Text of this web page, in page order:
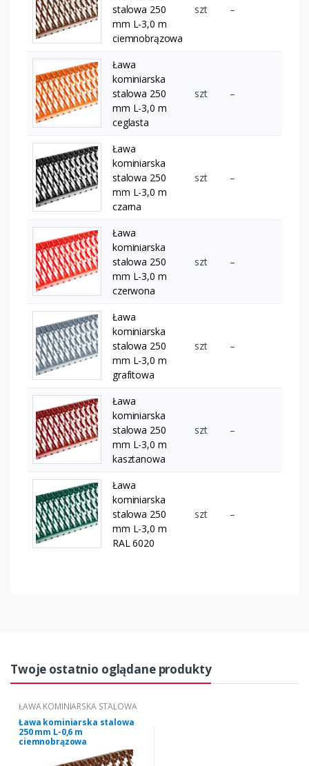
stalowa 250
mm L-3,0 m
ciemnobrązowa
szt –
Ława
kominiarska
stalowa 250
mm L-3,0 m
ceglasta
szt –
Ława
kominiarska
stalowa 250
mm L-3,0 m
czarna
szt –
Ława
kominiarska
stalowa 250
mm L-3,0 m
czerwona
szt –
Ława
kominiarska
stalowa 250
mm L-3,0 m
grafitowa
szt –
Ława
kominiarska
stalowa 250
mm L-3,0 m
kasztanowa
szt –
Ława
kominiarska
stalowa 250
mm L-3,0 m
RAL 6020
szt –
Twoje ostatnio oglądane produkty
ŁAWA KOMINIARSKA STALOWA
Ława kominiarska stalowa
250 mm L-0,6 m
ciemnobrązowa